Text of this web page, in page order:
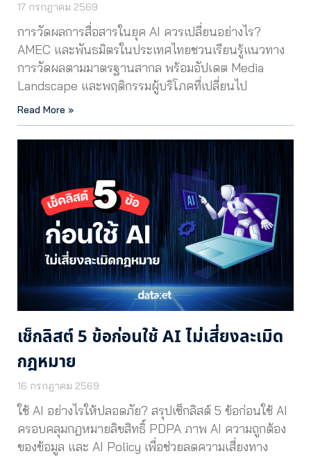
17 กรกฎาคม 2569
การวัดผลการสื่อสารในยุค AI ควรเปลี่ยนอย่างไร?
AMEC และพันธมิตรในประเทศไทยชวนเรียนรู้แนวทาง
การวัดผลตามมาตรฐานสากล พร้อมอัปเดต Media
Landscape และพฤติกรรมผู้บริโภคที่เปลี่ยนไป
Read More »
เช็กลิสต์ 5 ข้อก่อนใช้ AI ไม่เสี่ยงละเมิด
กฎหมาย
16 กรกฎาคม 2569
ใช้ AI อย่างไรให้ปลอดภัย? สรุปเช็กลิสต์ 5 ข้อก่อนใช้ AI
ครอบคลุมกฎหมายลิขสิทธิ์ PDPA ภาพ AI ความถูกต้อง
ของข้อมูล และ AI Policy เพื่อช่วยลดความเสี่ยงทาง